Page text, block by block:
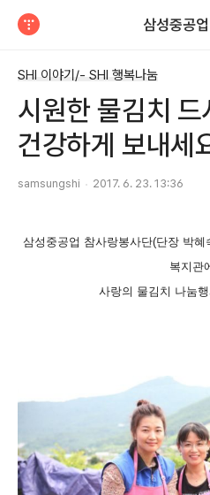
삼성중공
SHI 이야기/- SHI 행복나눔
시원한 물김치
건강하게 보내세
samsungshi 2017. 6. 23. 13:36
삼성중공업 참사랑봉사단(단장 박
복지관
사랑의 물김치 나눔